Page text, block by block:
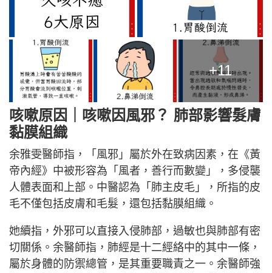
+11
咳嗽原因｜咳嗽因風邪？ 肺部影響髮膚
黏膜組織
余雅雯醫師指，「風邪」屬於外在致病因素，在《黃
帝內經》中被形容為「風者，善行而數變」，多侵襲
人體表面和上部。中醫認為「肺主皮毛」，所指的皮
毛不僅包括皮膚和毛髮，還包括黏膜組織。
她續指，外邪可以直接入侵肺部，過敏也與肺部有密
切關係。余醫師指，肺經是十二經絡中的其中一條，
屬於身體的防禦總管，是其重要職責之一。余醫師強